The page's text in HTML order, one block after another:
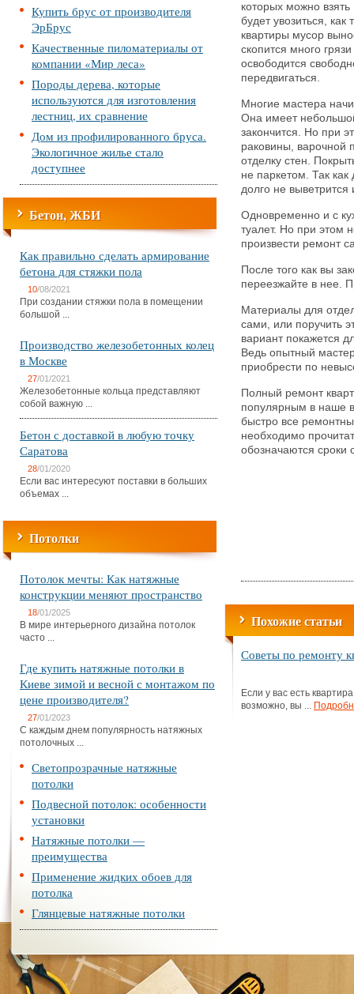
Купить брус от производителя
ЭрБрус
Качественные пиломатериалы от
компании «Мир леса»
Породы дерева, которые
используются для изготовления
лестниц, их сравнение
Дом из профилированного бруса.
Экологичное жилье стало
доступнее
Бетон, ЖБИ
Как правильно сделать армирование
бетона для стяжки пола
10/08/2021
При создании стяжки пола в помещении
большой ...
Производство железобетонных колец
в Москве
27/01/2021
Железобетонные кольца представляют
собой важную ...
Бетон с доставкой в любую точку
Саратова
28/01/2020
Если вас интересуют поставки в больших
объемах ...
Потолки
Потолок мечты: Как натяжные
конструкции меняют пространство
18/01/2025
В мире интерьерного дизайна потолок
часто ...
Где купить натяжные потолки в
Киеве зимой и весной с монтажом по
цене производителя?
27/01/2023
С каждым днем популярность натяжных
потолочных ...
Светопрозрачные натяжные
потолки
Подвесной потолок: особенности
установки
Натяжные потолки —
преимущества
Применение жидких обоев для
потолка
Глянцевые натяжные потолки
которых можно
будет увозиться,
квартиры мусор
скопится много
освободится
передвигаться.
Многие мастера
Она имеет
закончится. Но при
раковины, варочной
отделку стен.
не паркетом. Так как
долго не выветрится
Одновременно и с
туалет. Но при этом
произвести ремонт
После того как вы
переезжайте в нее.
Материалы для
сами, или поручить
вариант покажется
Ведь опытный
приобрести по
Полный ремонт
популярным в наше
быстро все
необходимо
обозначаются сроки
Похожие статьи
Советы по ремонту
Если у вас есть
возможно, вы ...